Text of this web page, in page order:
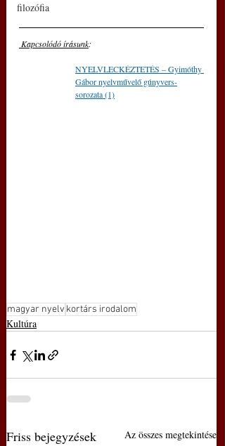
filozófia
Kapcsolódó írásunk:
NYELVLECKÉZTETÉS – Gyimóthy
Gábor nyelvművelő gúnyvers-
sorozata (1)
magyar nyelv kortárs irodalom
Kultúra
Friss bejegyzések Az összes megtekintése